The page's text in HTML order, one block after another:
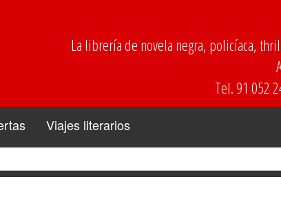
La librería de novela negra, policíaca,
Tel. 91 052
Viajes literarios